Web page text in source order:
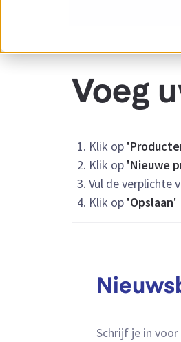
Voeg
1. Klik op
2. Klik op 'Nieuwe
3. Vul de verplichte
4. Klik op 'Opslaan'
Schrijf je in